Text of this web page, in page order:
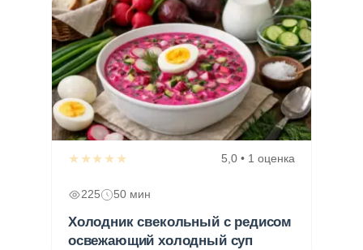
★★★★★ 5,0 • 1 оценка
225 50 мин
Холодник свекольный с редисом
освежающий холодный суп